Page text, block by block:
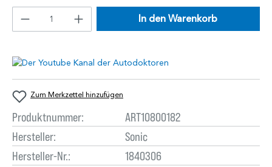
In den Warenkorb
Zum Merkzettel hinzufügen
Produktnummer:
ART10800182
Hersteller:
Sonic
Hersteller-Nr.:
1840306